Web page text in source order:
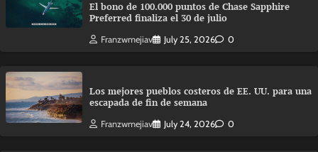
El bono de 100.000 puntos de Chase Sapphire
Preferred finaliza el 30 de julio
Franzwmejiav July 25, 2026 0
Los mejores pueblos costeros de EE. UU. para una
escapada de fin de semana
Franzwmejiav July 24, 2026 0